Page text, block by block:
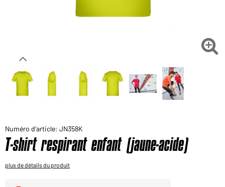
Voudriez-vous acheter des produits pour votre besoin

Numéro d'article: JN358K
T-shirt respirant enfant (jaune-acide)
plus de détails du produit